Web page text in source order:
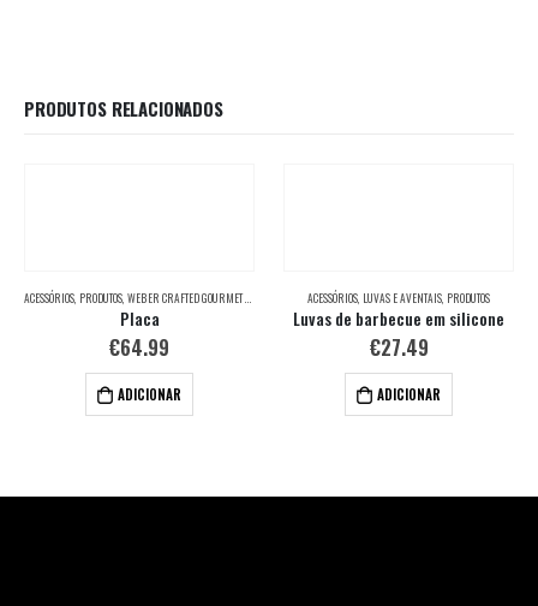
PRODUTOS RELACIONADOS
ACESSÓRIOS, PRODUTOS, WEBER CRAFTED GOURMET BBQ SYSTEM
Placa
€64.99
ADICIONAR
ACESSÓRIOS, LUVAS E AVENTAIS, PRODUTOS
Luvas de barbecue em silicone
€27.49
ADICIONAR